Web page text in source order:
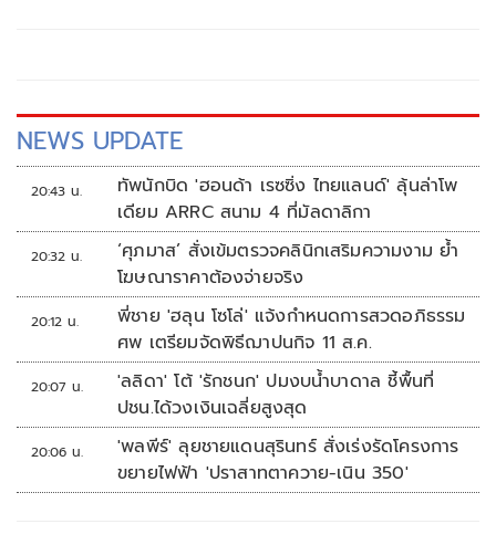
NEWS UPDATE
20:43 น.
ทัพนักบิด 'ฮอนด้า เรซซิ่ง ไทยแลนด์' ลุ้นล่าโพ
เดียม ARRC สนาม 4 ที่มัลดาลิกา
20:32 น.
‘ศุภมาส’ สั่งเข้มตรวจคลินิกเสริมความงาม ย้ำ
โฆษณาราคาต้องจ่ายจริง
20:12 น.
พี่ชาย 'ฮลุน โซโล่' แจ้งกำหนดการสวดอภิธรรม
ศพ เตรียมจัดพิธีฌาปนกิจ 11 ส.ค.
20:07 น.
'ลลิดา' โต้ 'รักชนก' ปมงบน้ำบาดาล ชี้พื้นที่
ปชน.ได้วงเงินเฉลี่ยสูงสุด
20:06 น.
'พลพีร์' ลุยชายแดนสุรินทร์ สั่งเร่งรัดโครงการ
ขยายไฟฟ้า 'ปราสาทตาควาย-เนิน 350'